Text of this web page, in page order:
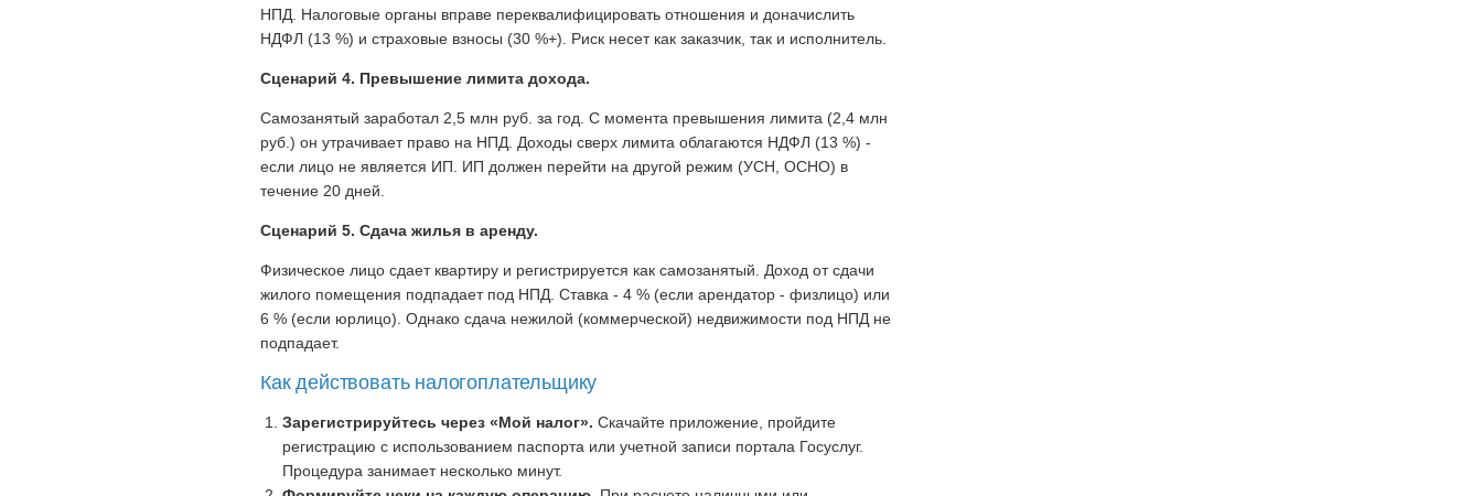
НПД. Налоговые органы вправе переквалифицировать отношения и доначислить
НДФЛ (13 %) и страховые взносы (30 %+). Риск несет как заказчик, так и исполнитель.
Сценарий 4. Превышение лимита дохода.
Самозанятый заработал 2,5 млн руб. за год. С момента превышения лимита (2,4 млн
руб.) он утрачивает право на НПД. Доходы сверх лимита облагаются НДФЛ (13 %) -
если лицо не является ИП. ИП должен перейти на другой режим (УСН, ОСНО) в
течение 20 дней.
Сценарий 5. Сдача жилья в аренду.
Физическое лицо сдает квартиру и регистрируется как самозанятый. Доход от сдачи
жилого помещения подпадает под НПД. Ставка - 4 % (если арендатор - физлицо) или
6 % (если юрлицо). Однако сдача нежилой (коммерческой) недвижимости под НПД не
подпадает.
Как действовать налогоплательщику
Зарегистрируйтесь через «Мой налог». Скачайте приложение, пройдите
регистрацию с использованием паспорта или учетной записи портала Госуслуг.
Процедура занимает несколько минут.